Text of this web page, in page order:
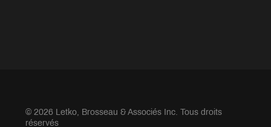
© 2026 Letko, Brosseau & Associés Inc. Tous droits
réservés